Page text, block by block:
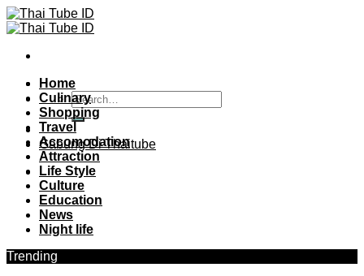
Skip
to
Gabung Di Thaitube
Home
Culinary
Shopping
Travel
Accomodation
Attraction
Life Style
Culture
Education
News
Night life
Trending